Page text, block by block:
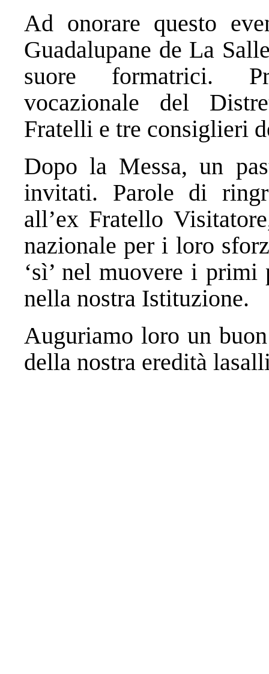
Ad onorare questo
Guadalupane de La
suore formatrici.
vocazionale del
Fratelli e tre consiglieri
Dopo la Messa, un
invitati. Parole di
all’ex Fratello
nazionale per i loro
‘sì’ nel muovere i
nella nostra Istituzione.
Auguriamo loro un
della nostra eredità